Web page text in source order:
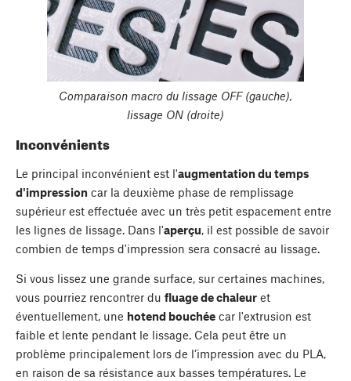
Comparaison macro du lissage OFF (gauche),
lissage ON (droite)
Inconvénients
Le principal inconvénient est l'augmentation du temps
d'impression car la deuxième phase de remplissage
supérieur est effectuée avec un très petit espacement entre
les lignes de lissage. Dans l'aperçu, il est possible de savoir
combien de temps d'impression sera consacré au lissage.
Si vous lissez une grande surface, sur certaines machines,
vous pourriez rencontrer du fluage de chaleur et
éventuellement, une hotend bouchée car l'extrusion est
faible et lente pendant le lissage. Cela peut être un
problème principalement lors de l’impression avec du PLA,
en raison de sa résistance aux basses températures. Le